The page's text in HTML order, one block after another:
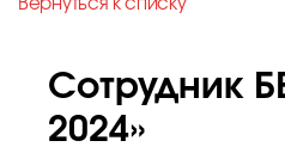
Вернуться к списку
Сотрудник
2024»